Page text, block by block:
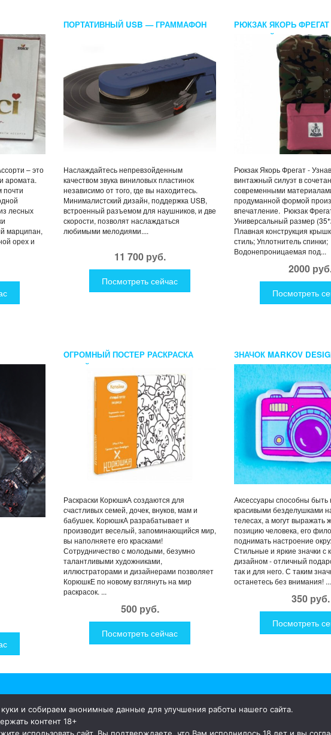
– это
аромата.
почти
лесных
марципан,
орех и
ПОРТАТИВНЫЙ USB — ГРАММАФОН
Наслаждайтесь непревзойденным
качеством звука виниловых пластинок
независимо от того, где вы находитесь.
Минималистский дизайн, поддержка USB,
встроенный разъемом для наушников, и две
скорости, позволят наслаждаться
любимыми мелодиями....
11 700 руб.
Посмотреть сейчас
РЮКЗАК ЯКОРЬ
РОЗОВЫЙ КАРМАН
Рюкзак Якорь Фрегат -
винтажный силуэт в
современными
продуманной формой
впечатление. Рюкзак
Универсальный размер
Плавная конструкция
стиль; Уплотнитель спинки;
Водонепроницаемая под...
2000
Посмотреть
ОГРОМНЫЙ ПОСТЕР РАСКРАСКА
КОТЕЙКИ
Раскраски КорюшкА создаются для
счастливых семей, дочек, внуков, мам и
бабушек. КорюшкА разрабатывает и
производит веселый, запоминающийся мир,
вы наполняете его красками!
Сотрудничество с молодыми, безумно
талантливыми художниками,
иллюстраторами и дизайнерами позволяет
КорюшкЕ по новому взглянуть на мир
раскрасок. ...
500 руб.
Посмотреть сейчас
ЗНАЧОК MARKOV
Аксессуары способны быть
красивыми безделушками
телесах, а могут выражать
позицию человека, его
поднимать настроение
Стильные и яркие значки с
дизайном - отличный
так и для него. С таким
останетесь без внимания! ...
350 руб.
Посмотреть
и прикольные подарки для дома и улицы, интересная посуда, уникальные и
и собираем анонимные данные для улучшения работы нашего сайта.
контент 18+